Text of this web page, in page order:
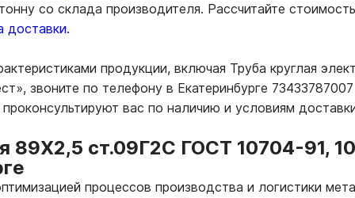
со склада производителя. Рассчитайте
доставки.
продукции, включая Труба круглая
звоните по телефону в Екатеринбурге
вас по наличию и условиям
89Х2,5 ст.09Г2С ГОСТ 10704-91,
процессов производства и логистики